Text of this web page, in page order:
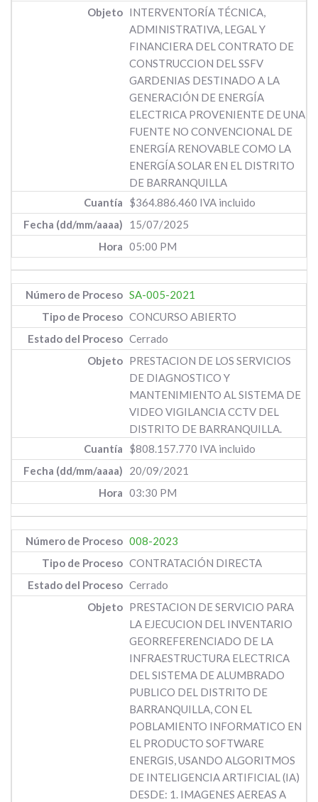
INTERVENTORÍA TÉCNICA,
ADMINISTRATIVA, LEGAL Y
FINANCIERA DEL CONTRATO DE
CONSTRUCCION DEL SSFV
GARDENIAS DESTINADO A LA
GENERACIÓN DE ENERGÍA
ELECTRICA PROVENIENTE DE UNA
FUENTE NO CONVENCIONAL DE
ENERGÍA RENOVABLE COMO LA
ENERGÍA SOLAR EN EL DISTRITO
DE BARRANQUILLA
$364.886.460 IVA incluido
15/07/2025
05:00 PM
SA-005-2021
CONCURSO ABIERTO
Cerrado
PRESTACION DE LOS SERVICIOS
DE DIAGNOSTICO Y
MANTENIMIENTO AL SISTEMA DE
VIDEO VIGILANCIA CCTV DEL
DISTRITO DE BARRANQUILLA.
$808.157.770 IVA incluido
20/09/2021
03:30 PM
008-2023
CONTRATACIÓN DIRECTA
Cerrado
PRESTACION DE SERVICIO PARA
LA EJECUCION DEL INVENTARIO
GEORREFERENCIADO DE LA
INFRAESTRUCTURA ELECTRICA
DEL SISTEMA DE ALUMBRADO
PUBLICO DEL DISTRITO DE
BARRANQUILLA, CON EL
POBLAMIENTO INFORMATICO EN
EL PRODUCTO SOFTWARE
ENERGIS, USANDO ALGORITMOS
DE INTELIGENCIA ARTIFICIAL (IA)
DESDE: 1. IMAGENES AEREAS A